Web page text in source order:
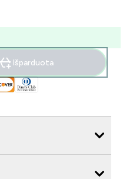
Išparduota